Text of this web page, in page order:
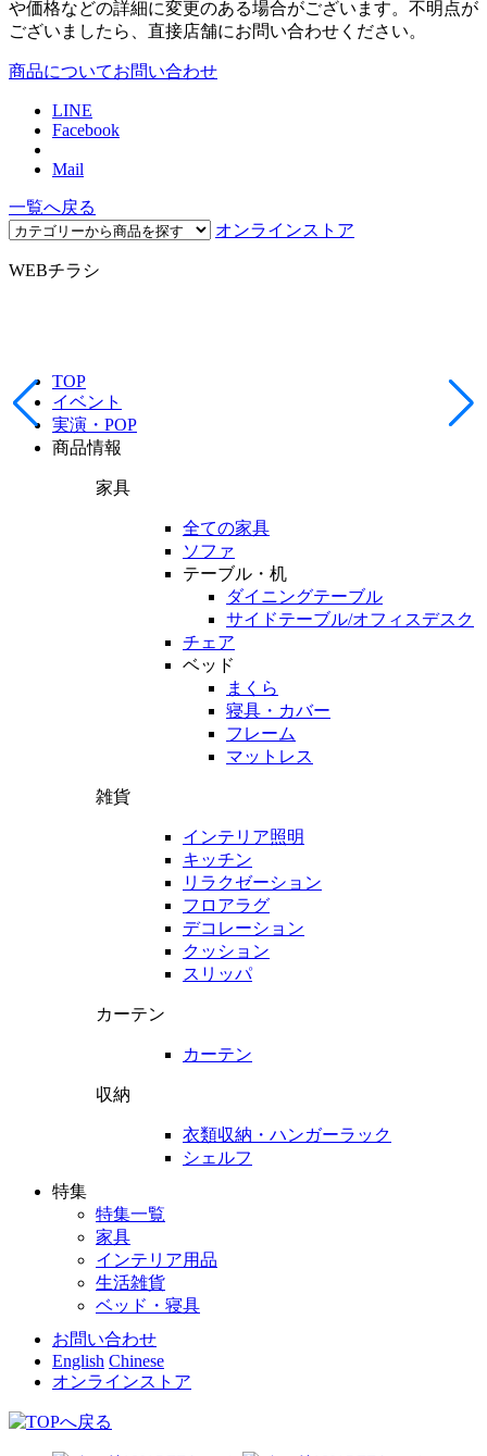
や価格などの詳細に変更のある場合がございます。不明点が
ございましたら、直接店舗にお問い合わせください。
商品についてお問い合わせ
LINE
Facebook
Mail
一覧へ戻る
オンラインストア
WEBチラシ
TOP
イベント
実演・POP
商品情報
家具
全ての家具
ソファ
テーブル・机
ダイニングテーブル
サイドテーブル/オフィスデスク
チェア
ベッド
まくら
寝具・カバー
フレーム
マットレス
雑貨
インテリア照明
キッチン
リラクゼーション
フロアラグ
デコレーション
クッション
スリッパ
カーテン
カーテン
収納
衣類収納・ハンガーラック
シェルフ
特集
特集一覧
家具
インテリア用品
生活雑貨
ベッド・寝具
お問い合わせ
English Chinese
オンラインストア